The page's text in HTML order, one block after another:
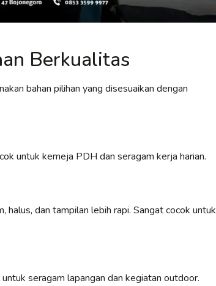
Berkualitas
bahan pilihan yang disesuaikan dengan
untuk kemeja PDH dan seragam kerja harian.
halus, dan tampilan lebih rapi. Sangat cocok untuk
seragam lapangan dan kegiatan outdoor.